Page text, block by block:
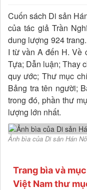
Cuốn sách Di sản
của tác giả Trần
dung lượng 924
I từ vần A đến H. Về
Tựa; Dẫn luận; Thay
quy ước; Thư mục
Bảng tra tên người;
trong đó, phần thư
lượng lớn nhất.
Ảnh bìa của Di sản Hán
Trang bìa và
Việt Nam thư